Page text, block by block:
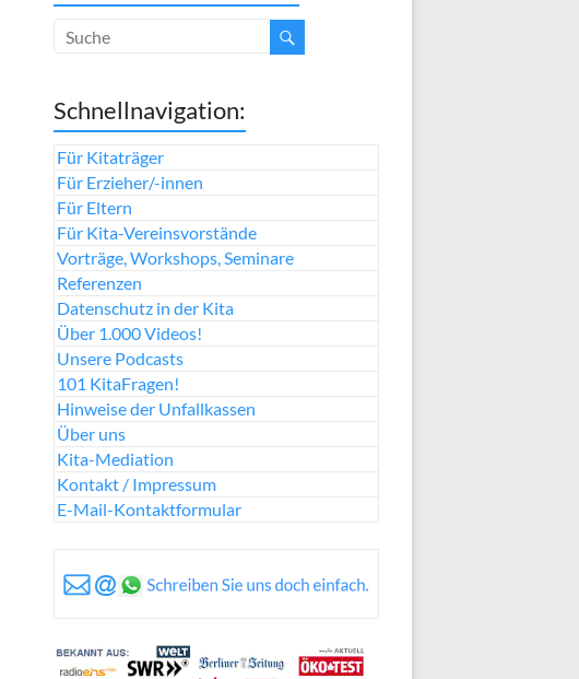
Schnellnavigation:
Für Kitaträger
Für Erzieher/-innen
Für Eltern
Für Kita-Vereinsvorstände
Vorträge, Workshops, Seminare
Referenzen
Datenschutz in der Kita
Über 1.000 Videos!
Unsere Podcasts
101 KitaFragen!
Hinweise der Unfallkassen
Über uns
Kita-Mediation
Kontakt / Impressum
E-Mail-Kontaktformular